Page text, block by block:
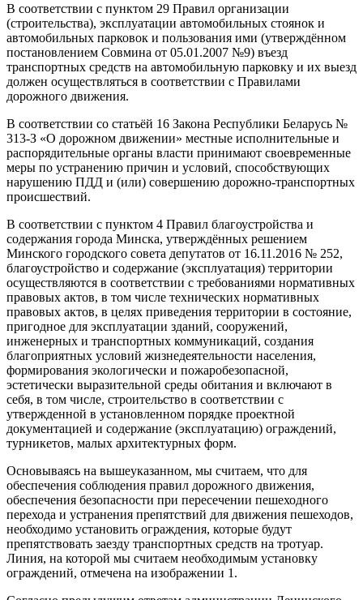
В соответствии с пунктом 29 Правил организации
(строительства), эксплуатации автомобильных стоянок и
автомобильных парковок и пользования ими (утверждённом
постановлением Совмина от 05.01.2007 №9) въезд
транспортных средств на автомобильную парковку и их выезд
должен осуществляться в соответствии с Правилами
дорожного движения.
В соответствии со статьёй 16 Закона Республики Беларусь №
313-З «О дорожном движении» местные исполнительные и
распорядительные органы власти принимают своевременные
меры по устранению причин и условий, способствующих
нарушению ПДД и (или) совершению дорожно-транспортных
происшествий.
В соответствии с пунктом 4 Правил благоустройства и
содержания города Минска, утверждённых решением
Минского городского совета депутатов от 16.11.2016 № 252,
благоустройство и содержание (эксплуатация) территории
осуществляются в соответствии с требованиями нормативных
правовых актов, в том числе технических нормативных
правовых актов, в целях приведения территории в состояние,
пригодное для эксплуатации зданий, сооружений,
инженерных и транспортных коммуникаций, создания
благоприятных условий жизнедеятельности населения,
формирования экологически и пожаробезопасной,
эстетически выразительной среды обитания и включают в
себя, в том числе, строительство в соответствии с
утвержденной в установленном порядке проектной
документацией и содержание (эксплуатацию) ограждений,
турникетов, малых архитектурных форм.
Основываясь на вышеуказанном, мы считаем, что для
обеспечения соблюдения правил дорожного движения,
обеспечения безопасности при пересечении пешеходного
перехода и устранения препятствий для движения пешеходов,
необходимо установить ограждения, которые будут
препятствовать заезду транспортных средств на тротуар.
Линия, на которой мы считаем необходимым установку
ограждений, отмечена на изображении 1.